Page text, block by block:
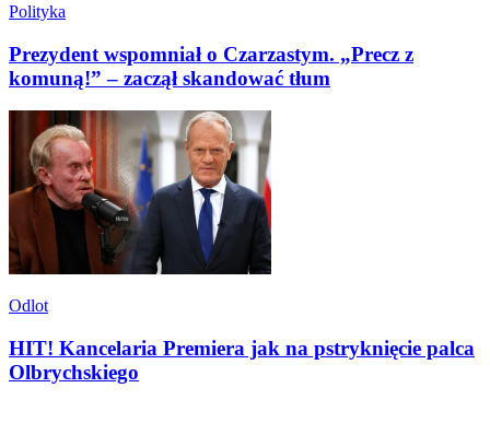
Polityka
Prezydent wspomniał o Czarzastym. „Precz z
komuną!” – zaczął skandować tłum
Odlot
HIT! Kancelaria Premiera jak na pstryknięcie palca
Olbrychskiego